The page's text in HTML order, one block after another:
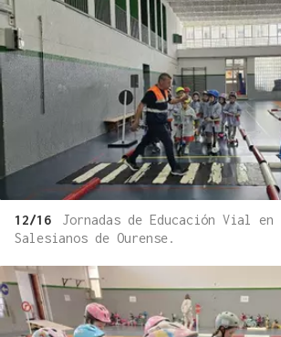
12/16
Jornadas de Educación Vial
Salesianos de Ourense.